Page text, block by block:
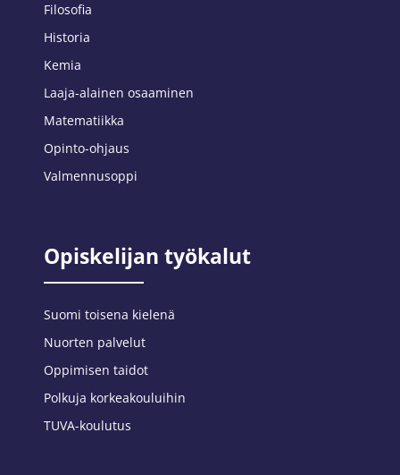
Filosofia
Historia
Kemia
Laaja-alainen osaaminen
Matematiikka
Opinto-ohjaus
Valmennusoppi
Opiskelijan työkalut
Suomi toisena kielenä
Nuorten palvelut
Oppimisen taidot
Polkuja korkeakouluihin
TUVA-koulutus